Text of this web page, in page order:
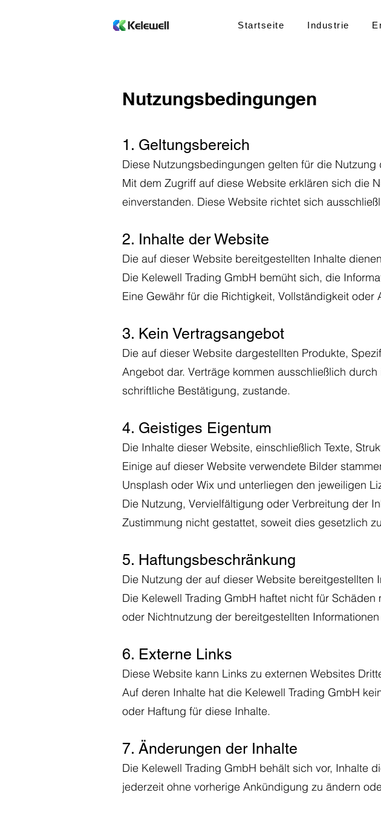
Startseite Industrie
Nutzungsbedingungen
1. Geltungsbereich
Diese Nutzungsbedingungen gelten für die
Mit dem Zugriff auf diese Website erklären sich die
einverstanden. Diese Website richtet sich
2. Inhalte der Website
Die auf dieser Website bereitgestellten Inhalte
Die Kelewell Trading GmbH bemüht sich, die
Eine Gewähr für die Richtigkeit, Vollständigkeit
3. Kein Vertragsangebot
Die auf dieser Website dargestellten Produkte,
Angebot dar. Verträge kommen ausschließlich
schriftliche Bestätigung, zustande.
4. Geistiges Eigentum
Die Inhalte dieser Website, einschließlich Texte,
Einige auf dieser Website verwendete Bilder
Unsplash oder Wix und unterliegen den jeweiligen
Die Nutzung, Vervielfältigung oder Verbreitung der
Zustimmung nicht gestattet, soweit dies gesetzlich
5. Haftungsbeschränkung
Die Nutzung der auf dieser Website bereitgestellten
Die Kelewell Trading GmbH haftet nicht für
oder Nichtnutzung der bereitgestellten
6. Externe Links
Diese Website kann Links zu externen Websites
Auf deren Inhalte hat die Kelewell Trading GmbH
oder Haftung für diese Inhalte.
7. Änderungen der Inhalte
Die Kelewell Trading GmbH behält sich vor, Inhalte
jederzeit ohne vorherige Ankündigung zu ändern